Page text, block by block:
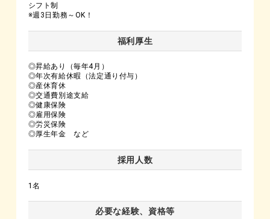
シフト制
※週3日勤務～OK！
福利厚生
◎昇給あり（毎年4月）
◎年次有給休暇（法定通り付与）
◎産休育休
◎交通費別途支給
◎健康保険
◎雇用保険
◎労災保険
◎厚生年金 など
採用人数
1名
必要な経験、資格等